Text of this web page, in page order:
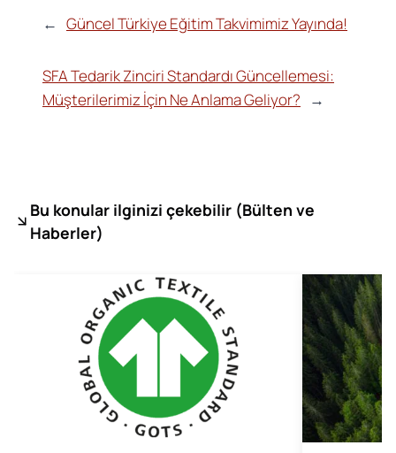
← Güncel Türkiye Eğitim Takvimimiz Yayında!
SFA Tedarik Zinciri Standardı Güncellemesi:
Müşterilerimiz İçin Ne Anlama Geliyor?
→
Bu konular ilginizi çekebilir (Bülten ve
Haberler)